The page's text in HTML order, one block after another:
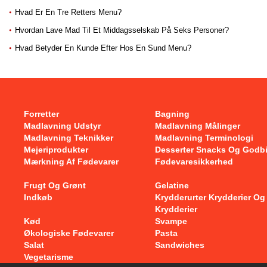
Hvad Er En Tre Retters Menu?
Hvordan Lave Mad Til Et Middagsselskab På Seks Personer?
Hvad Betyder En Kunde Efter Hos En Sund Menu?
Forretter
Bagning
Madlavning Udstyr
Madlavning Målinger
Madlavning Teknikker
Madlavning Terminologi
Mejeriprodukter
Desserter Snacks Og
Mærkning Af Fødevarer
Fødevaresikkerhed
Frugt Og Grønt
Gelatine
Indkøb
Krydderurter Krydderier Og
Krydderier
Kød
Svampe
Økologiske Fødevarer
Pasta
Salat
Sandwiches
Vegetarisme